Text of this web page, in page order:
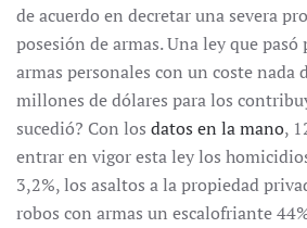
de acuerdo en decretar una severa
posesión de armas. Una ley que
armas personales con un coste nada
millones de dólares para los
sucedió? Con los datos en la mano,
entrar en vigor esta ley los
3,2%, los asaltos a la propiedad
robos con armas un escalofriante